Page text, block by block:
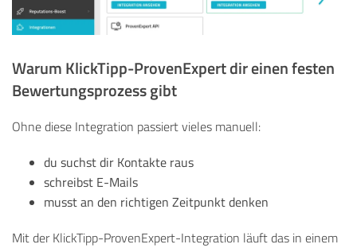
Warum KlickTipp-ProvenExpert dir einen festen
Bewertungsprozess gibt
Ohne diese Integration passiert vieles manuell:
du suchst dir Kontakte raus
schreibst E-Mails
musst an den richtigen Zeitpunkt denken
Mit der KlickTipp-ProvenExpert-Integration läuft das in einem